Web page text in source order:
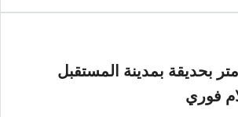
شقة للبيع 140 متر بحديقة بمدينة المستقبل
فوري